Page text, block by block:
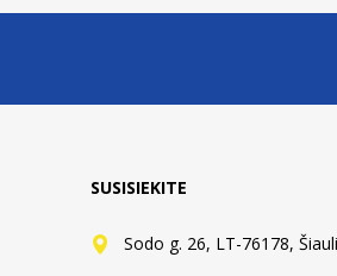
SUSISIEKITE
Sodo g. 26, LT-76178,